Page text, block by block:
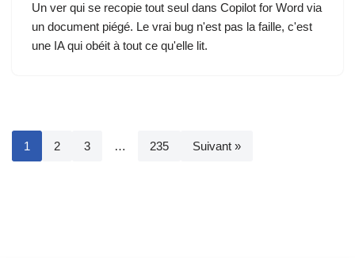
Un ver qui se recopie tout seul dans Copilot for Word via
un document piégé. Le vrai bug n'est pas la faille, c'est
une IA qui obéit à tout ce qu'elle lit.
1 2 3 … 235 Suivant »